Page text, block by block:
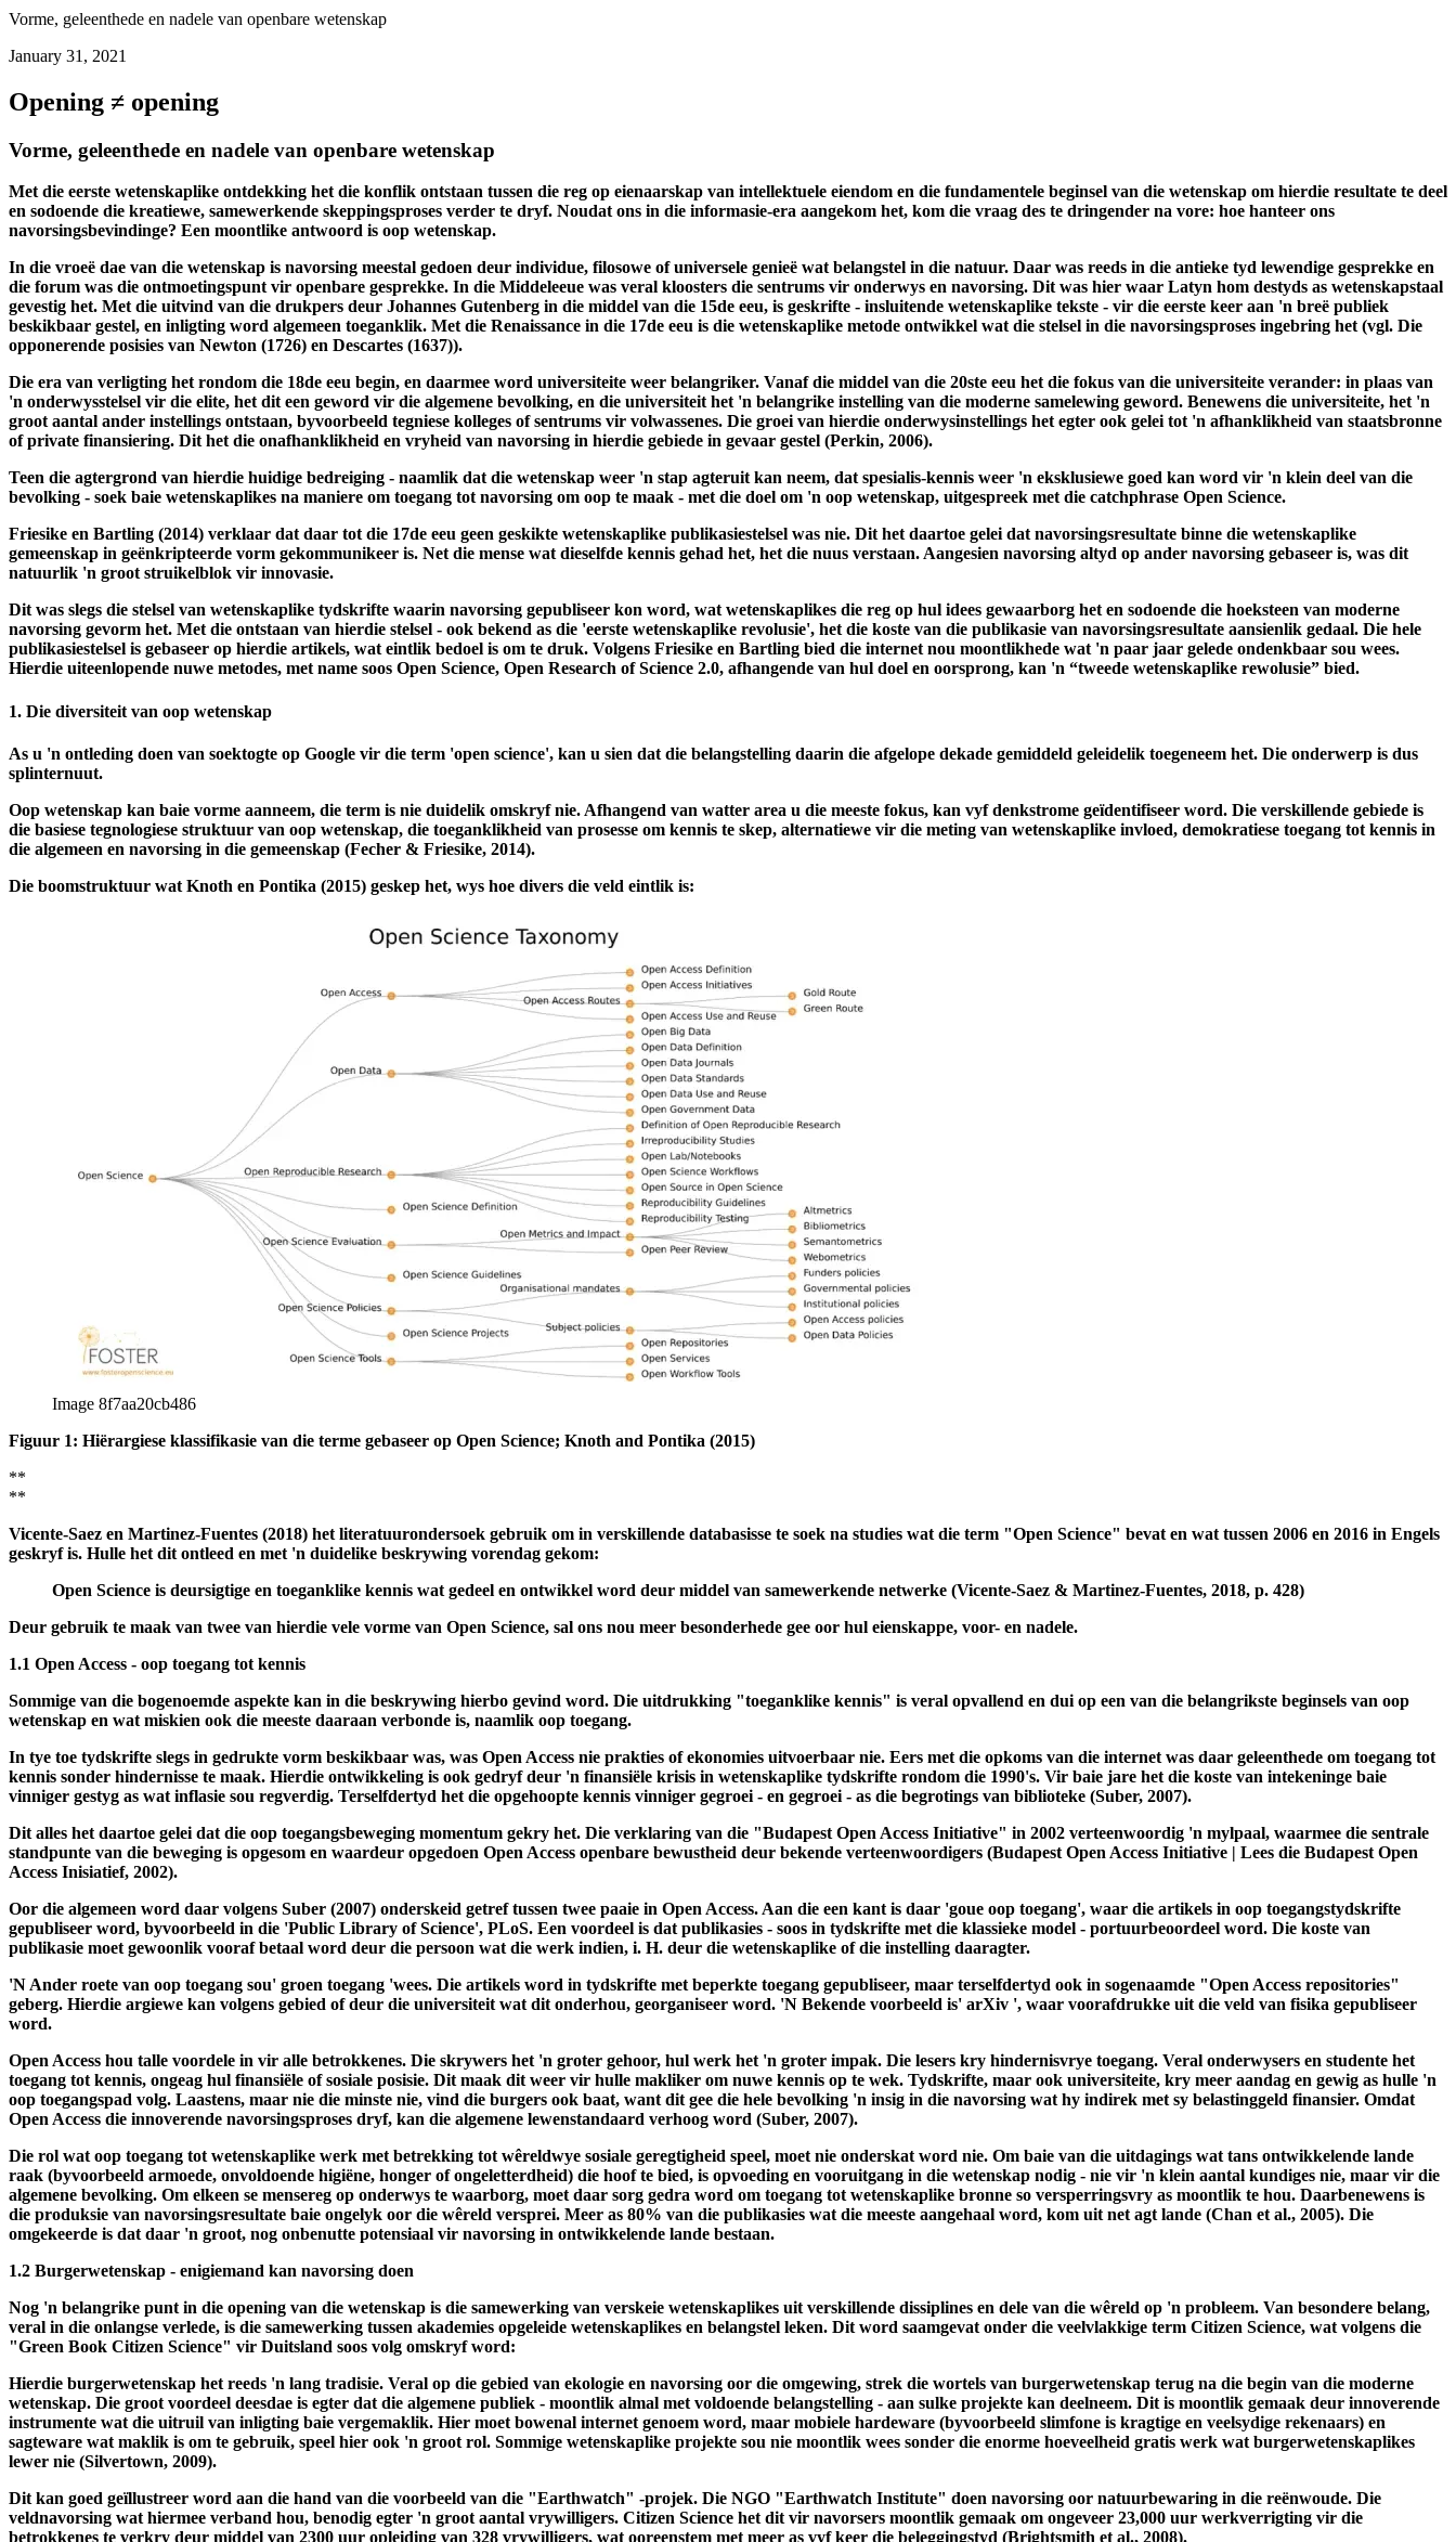
Opening ≠ opening
Vorme, geleenthede en nadele van openbare wetenskap
January 31, 2021
Opening ≠ opening
Vorme, geleenthede en nadele van openbare wetenskap
Met die eerste wetenskaplike ontdekking het die konflik ontstaan tussen die reg op eienaarskap van intellektuele eiendom en die fundamentele beginsel van die wetenskap om hierdie resultate te deel
navorsingsbevindinge? Een moontlike antwoord is oop wetenskap.
In die vroeë dae van die wetenskap is navorsing meestal gedoen deur individue, filosowe of universele genieë wat belangstel in die natuur. Daar was reeds in die antieke tyd lewendige gesprekke en
die forum was die ontmoetingspunt vir openbare gesprekke. In die Middeleeue was veral kloosters die sentrums vir onderwys en navorsing. Dit was hier waar Latyn hom destyds as wetenskapstaal
gevestig het. Met die uitvind van die drukpers deur Johannes Gutenberg in die middel van die 15de eeu, is geskrifte - insluitende wetenskaplike tekste - vir die eerste keer aan 'n breë publiek
opponerende posisies van Newton (1726) en Descartes (1637)).
Die era van verligting het rondom die 18de eeu begin, en daarmee word universiteite weer belangriker. Vanaf die middel van die 20ste eeu het die fokus van die universiteite verander: in plaas van
'n onderwysstelsel vir die elite, het dit een geword vir die algemene bevolking, en die universiteit het 'n belangrike instelling van die moderne samelewing geword. Benewens die universiteite, het 'n
of private finansiering. Dit het die onafhanklikheid en vryheid van navorsing in hierdie gebiede in gevaar gestel (Perkin, 2006).
bevolking - soek baie wetenskaplikes na maniere om toegang tot navorsing om oop te maak - met die doel om 'n oop wetenskap, uitgespreek met die catchphrase Open Science.
Friesike en Bartling (2014) verklaar dat daar tot die 17de eeu geen geskikte wetenskaplike publikasiestelsel was nie. Dit het daartoe gelei dat navorsingsresultate binne die wetenskaplike
natuurlik 'n groot struikelblok vir innovasie.
Dit was slegs die stelsel van wetenskaplike tydskrifte waarin navorsing gepubliseer kon word, wat wetenskaplikes die reg op hul idees gewaarborg het en sodoende die hoeksteen van moderne
navorsing gevorm het. Met die ontstaan van hierdie stelsel - ook bekend as die 'eerste wetenskaplike revolusie', het die koste van die publikasie van navorsingsresultate aansienlik gedaal. Die hele
Hierdie uiteenlopende nuwe metodes, met name soos Open Science, Open Research of Science 2.0, afhangende van hul doel en oorsprong, kan 'n “tweede wetenskaplike rewolusie” bied.
1. Die diversiteit van oop wetenskap
splinternuut.
Oop wetenskap kan baie vorme aanneem, die term is nie duidelik omskryf nie. Afhangend van watter area u die meeste fokus, kan vyf denkstrome geïdentifiseer word. Die verskillende gebiede is
die algemeen en navorsing in die gemeenskap (Fecher & Friesike, 2014).
Die boomstruktuur wat Knoth en Pontika (2015) geskep het, wys hoe divers die veld eintlik is:
Image 8f7aa20cb486
Figuur 1: Hiërargiese klassifikasie van die terme gebaseer op Open Science; Knoth and Pontika (2015)
**
geskryf is. Hulle het dit ontleed en met 'n duidelike beskrywing vorendag gekom:
Open Science is deursigtige en toeganklike kennis wat gedeel en ontwikkel word deur middel van samewerkende netwerke (Vicente-Saez & Martinez-Fuentes, 2018, p. 428)
Deur gebruik te maak van twee van hierdie vele vorme van Open Science, sal ons nou meer besonderhede gee oor hul eienskappe, voor- en nadele.
1.1 Open Access - oop toegang tot kennis
wetenskap en wat miskien ook die meeste daaraan verbonde is, naamlik oop toegang.
In tye toe tydskrifte slegs in gedrukte vorm beskikbaar was, was Open Access nie prakties of ekonomies uitvoerbaar nie. Eers met die opkoms van die internet was daar geleenthede om toegang tot
vinniger gestyg as wat inflasie sou regverdig. Terselfdertyd het die opgehoopte kennis vinniger gegroei - en gegroei - as die begrotings van biblioteke (Suber, 2007).
Dit alles het daartoe gelei dat die oop toegangsbeweging momentum gekry het. Die verklaring van die "Budapest Open Access Initiative" in 2002 verteenwoordig 'n mylpaal, waarmee die sentrale
Access Inisiatief, 2002).
Oor die algemeen word daar volgens Suber (2007) onderskeid getref tussen twee paaie in Open Access. Aan die een kant is daar 'goue oop toegang', waar die artikels in oop toegangstydskrifte
publikasie moet gewoonlik vooraf betaal word deur die persoon wat die werk indien, i. H. deur die wetenskaplike of die instelling daaragter.
'N Ander roete van oop toegang sou' groen toegang 'wees. Die artikels word in tydskrifte met beperkte toegang gepubliseer, maar terselfdertyd ook in sogenaamde "Open Access repositories"
word.
Open Access hou talle voordele in vir alle betrokkenes. Die skrywers het 'n groter gehoor, hul werk het 'n groter impak. Die lesers kry hindernisvrye toegang. Veral onderwysers en studente het
toegang tot kennis, ongeag hul finansiële of sosiale posisie. Dit maak dit weer vir hulle makliker om nuwe kennis op te wek. Tydskrifte, maar ook universiteite, kry meer aandag en gewig as hulle 'n
Open Access die innoverende navorsingsproses dryf, kan die algemene lewenstandaard verhoog word (Suber, 2007).
Die rol wat oop toegang tot wetenskaplike werk met betrekking tot wêreldwye sosiale geregtigheid speel, moet nie onderskat word nie. Om baie van die uitdagings wat tans ontwikkelende lande
raak (byvoorbeeld armoede, onvoldoende higiëne, honger of ongeletterdheid) die hoof te bied, is opvoeding en vooruitgang in die wetenskap nodig - nie vir 'n klein aantal kundiges nie, maar vir die
algemene bevolking. Om elkeen se mensereg op onderwys te waarborg, moet daar sorg gedra word om toegang tot wetenskaplike bronne so versperringsvry as moontlik te hou. Daarbenewens is
omgekeerde is dat daar 'n groot, nog onbenutte potensiaal vir navorsing in ontwikkelende lande bestaan.
1.2 Burgerwetenskap - enigiemand kan navorsing doen
Nog 'n belangrike punt in die opening van die wetenskap is die samewerking van verskeie wetenskaplikes uit verskillende dissiplines en dele van die wêreld op 'n probleem. Van besondere belang,
"Green Book Citizen Science" vir Duitsland soos volg omskryf word:
Hierdie burgerwetenskap het reeds 'n lang tradisie. Veral op die gebied van ekologie en navorsing oor die omgewing, strek die wortels van burgerwetenskap terug na die begin van die moderne
wetenskap. Die groot voordeel deesdae is egter dat die algemene publiek - moontlik almal met voldoende belangstelling - aan sulke projekte kan deelneem. Dit is moontlik gemaak deur innoverende
instrumente wat die uitruil van inligting baie vergemaklik. Hier moet bowenal internet genoem word, maar mobiele hardeware (byvoorbeeld slimfone is kragtige en veelsydige rekenaars) en
lewer nie (Silvertown, 2009).